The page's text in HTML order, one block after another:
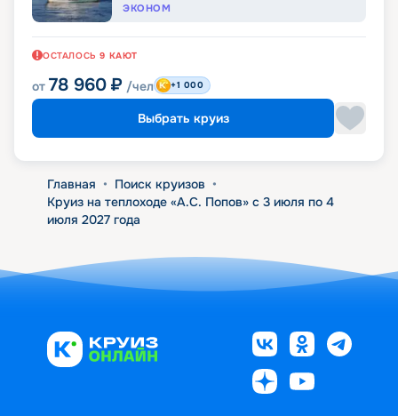
ЭКОНОМ
ОСТАЛОСЬ 9 КАЮТ
от 78 960 ₽ /чел +1 000
Выбрать круиз
Главная • Поиск круизов •
Круиз на теплоходе «А.С. Попов» с 3 июля по 4
июля 2027 года